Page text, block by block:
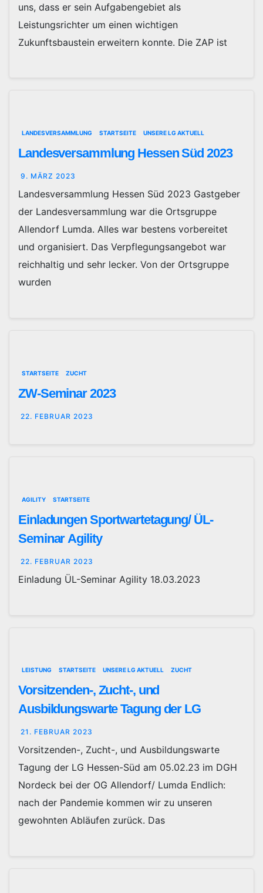
uns, dass er sein Aufgabengebiet als
Leistungsrichter um einen wichtigen
Zukunftsbaustein erweitern konnte. Die ZAP ist
LANDESVERSAMMLUNG STARTSEITE UNSERE LG AKTUELL
Landesversammlung Hessen Süd 2023
9. MÄRZ 2023
Landesversammlung Hessen Süd 2023 Gastgeber
der Landesversammlung war die Ortsgruppe
Allendorf Lumda. Alles war bestens vorbereitet
und organisiert. Das Verpflegungsangebot war
reichhaltig und sehr lecker. Von der Ortsgruppe
wurden
STARTSEITE ZUCHT
ZW-Seminar 2023
22. FEBRUAR 2023
AGILITY STARTSEITE
Einladungen Sportwartetagung/ ÜL-
Seminar Agility
22. FEBRUAR 2023
Einladung ÜL-Seminar Agility 18.03.2023
LEISTUNG STARTSEITE UNSERE LG AKTUELL ZUCHT
Vorsitzenden-, Zucht-, und
Ausbildungswarte Tagung der LG
21. FEBRUAR 2023
Vorsitzenden-, Zucht-, und Ausbildungswarte
Tagung der LG Hessen-Süd am 05.02.23 im DGH
Nordeck bei der OG Allendorf/ Lumda Endlich:
nach der Pandemie kommen wir zu unseren
gewohnten Abläufen zurück. Das